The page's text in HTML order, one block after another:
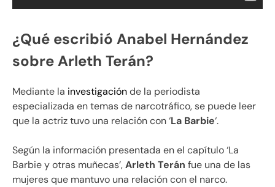
¿Qué escribió Anabel Hernández
sobre Arleth Terán?
Mediante la investigaciónde la periodista
especializada en temas de narcotráfico, se puede leer
que la actriz tuvo una relación con ‘La Barbie‘.
Según la información presentada en el capítulo ‘La
Barbie y otras muñecas’,Arleth Terán fue una de las
mujeres que mantuvo una relación con el narco.